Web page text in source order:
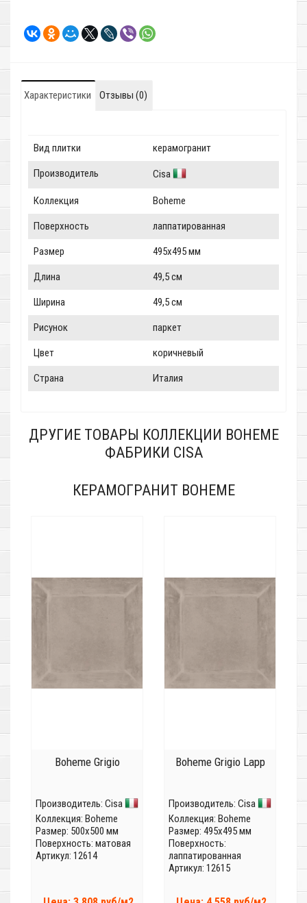
Характеристики Отзывы (0)
Вид плитки керамогранит
Производитель Cisa
Коллекция Boheme
Поверхность лаппатированная
Размер 495x495 мм
Длина 49,5 см
Ширина 49,5 см
Рисунок паркет
Цвет коричневый
Страна Италия
ДРУГИЕ ТОВАРЫ КОЛЛЕКЦИИ BOHEME
ФАБРИКИ CISA
КЕРАМОГРАНИТ BOHEME
Boheme Grigio
Производитель: Cisa
Коллекция: Boheme
Размер: 500x500 мм
Поверхность: матовая
Артикул: 12614
Boheme Grigio Lapp
Производитель: Cisa
Коллекция: Boheme
Размер: 495x495 мм
Поверхность:
лаппатированная
Артикул: 12615